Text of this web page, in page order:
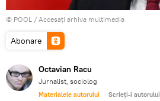
© POOL / Accesați arhiva multimedia
Abonare
Octavian Racu
Jurnalist, sociolog
Materialele autorului Scrieți-i autorului